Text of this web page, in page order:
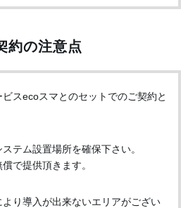
約の注意点
スecoスマとのセットでのご契約と
テム設置場所を確保下さい。
で提供頂きます。
より導入が出来ないエリアがござい